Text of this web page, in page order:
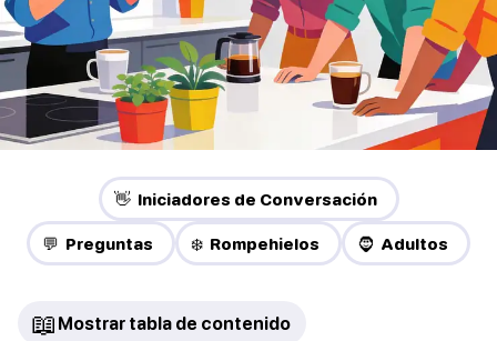
👋 Iniciadores de Conversación
💬 Preguntas ❄️ Rompehielos 🧔 Adultos
📖 Mostrar tabla de contenido